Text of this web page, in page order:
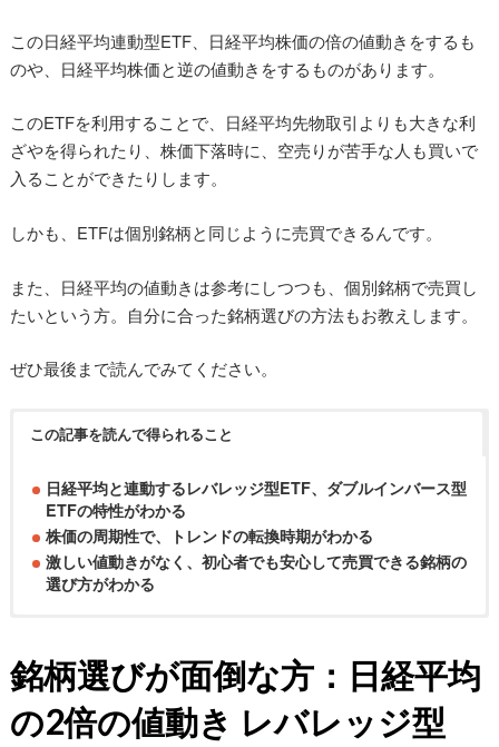
この日経平均連動型ETF、日経平均株価の倍の値動きをするも
のや、日経平均株価と逆の値動きをするものがあります。
このETFを利用することで、日経平均先物取引よりも大きな利
ざやを得られたり、株価下落時に、空売りが苦手な人も買いで
入ることができたりします。
しかも、ETFは個別銘柄と同じように売買できるんです。
また、日経平均の値動きは参考にしつつも、個別銘柄で売買し
たいという方。自分に合った銘柄選びの方法もお教えします。
ぜひ最後まで読んでみてください。
この記事を読んで得られること
日経平均と連動するレバレッジ型ETF、ダブルインバース型
ETFの特性がわかる
株価の周期性で、トレンドの転換時期がわかる
激しい値動きがなく、初心者でも安心して売買できる銘柄の
選び方がわかる
銘柄選びが面倒な方：日経平均
の2倍の値動き レバレッジ型